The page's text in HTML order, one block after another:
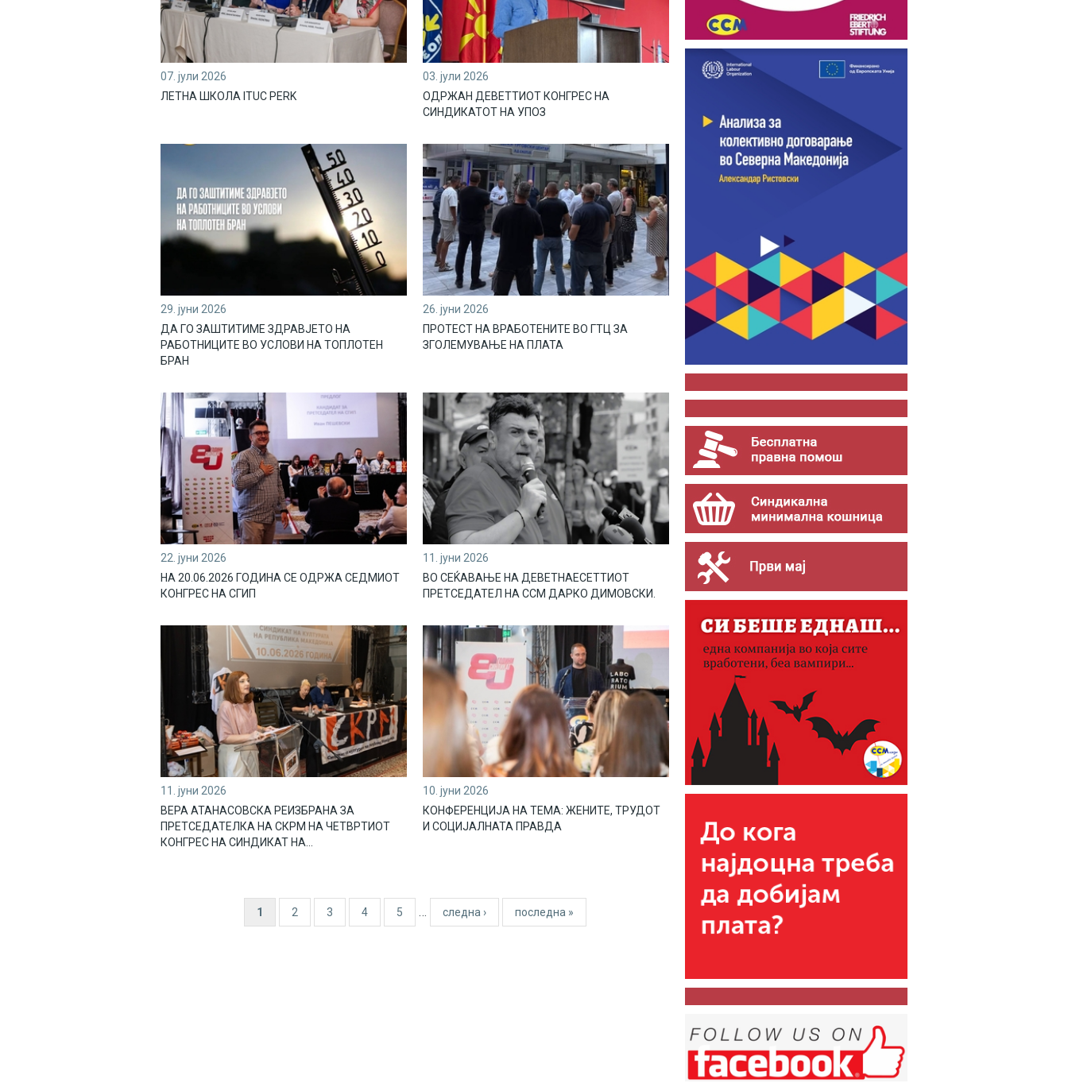
07. јули 2026
ЛЕТНА ШКОЛА ITUC PERK
03. јули 2026
ОДРЖАН ДЕВЕТТИОТ КОНГРЕС НА
СИНДИКАТОТ НА УПОЗ
29. јуни 2026
ДА ГО ЗАШТИТИМЕ ЗДРАВЈЕТО НА
РАБОТНИЦИТЕ ВО УСЛОВИ НА ТОПЛОТЕН
БРАН
26. јуни 2026
ПРОТЕСТ НА ВРАБОТЕНИТЕ ВО ГТЦ ЗА
ЗГОЛЕМУВАЊЕ НА ПЛАТА
22. јуни 2026
НА 20.06.2026 ГОДИНА СЕ ОДРЖА СЕДМИОТ
КОНГРЕС НА СГИП
11. јуни 2026
ВО СЕЌАВАЊЕ НА ДЕВЕТНАЕСЕТТИОТ
ПРЕТСЕДАТЕЛ НА ССМ ДАРКО ДИМОВСКИ.
11. јуни 2026
ВЕРА АТАНАСОВСКА РЕИЗБРАНА ЗА
ПРЕТСЕДАТЕЛКА НА СКРМ НА ЧЕТВРТИОТ
КОНГРЕС НА СИНДИКАТ НА...
10. јуни 2026
КОНФЕРЕНЦИЈА НА ТЕМА: ЖЕНИТЕ, ТРУДОТ
И СОЦИЈАЛНАТА ПРАВДА
1 2 3 4 5 … следна › последна »